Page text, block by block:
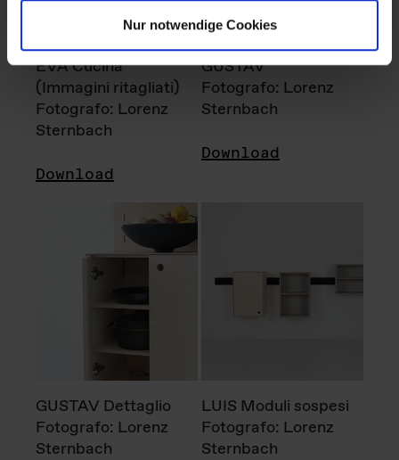
Nur notwendige Cookies
EVA Cucina
(Immagini ritagliati)
Fotografo: Lorenz
Sternbach
Download
GUSTAV
Fotografo: Lorenz
Sternbach
Download
GUSTAV Dettaglio
Fotografo: Lorenz
Sternbach
LUIS Moduli sospesi
Fotografo: Lorenz
Sternbach